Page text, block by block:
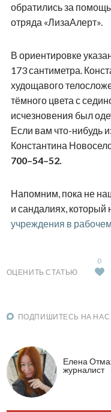
обратились за
отряда «ЛизаАлерт».
В ориентировке
173 сантиметра.
худощавого
тёмного цвета с
исчезновения был
Если вам что-нибудь
Константина
700–54–52.
Напомним, пока не
и сандалиях, который
учреждения в
ОЦЕНИТЬ СТАТЬЮ
0
ПОДПИШИТЕСЬ НА НАС
Елена
журналист